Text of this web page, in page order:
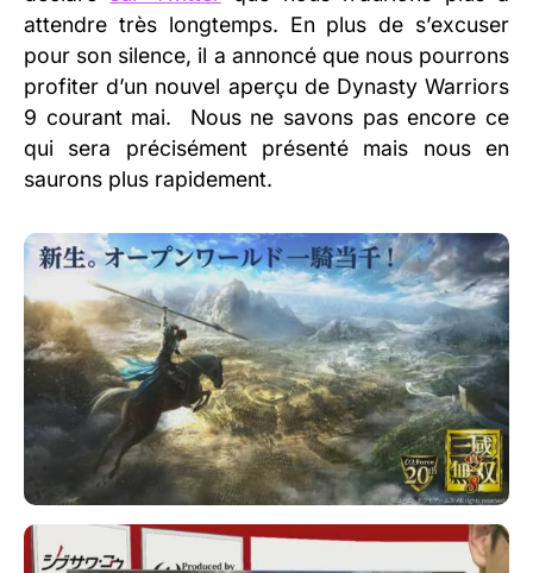
attendre très longtemps. En plus de s’excuser
pour son silence, il a annoncé que nous pourrons
profiter d’un nouvel aperçu de Dynasty Warriors
9 courant mai. Nous ne savons pas encore ce
qui sera précisément présenté mais nous en
saurons plus rapidement.